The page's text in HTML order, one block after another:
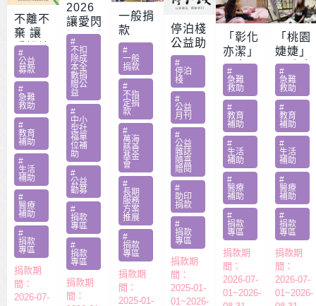
不離不
棄 讓
愛繼續
– 急難
家庭扶
助專案
#
公益
募款
#
急難
救助
#
教育
補助
#
生活
補助
#
醫療
補助
#
捐款
專區
捐款期
間：
2026-07-
2026
讓愛閃
耀 – 公
益服務
方案補
助專案
勸募活
動指定
捐款
#
不扣
除成
本全
數捐
贈公
益
#
中小
型社
福單
位補
助
#
公益
勸募
#
捐款
專區
#
捐款
專區
捐款期
間：
一般捐
款
#
一般
捐款
#
不指
定捐
款
#
萬海
慈善
基金
會
#
長期
服務
方案
推展
#
捐款
專區
捐款期
間：
2025-01-
停泊棧
公益助
印
#
停泊
棧
#
公益
月刊
#
公益
雜誌
隨喜
贈閱
#
助印
捐款
#
捐款
專區
捐款期
間：
2025-01-
01~2026-
「彰化
亦潔」
男童骨
肉癌截
肢化療
受暴單
親媽照
顧陷困
#
急難
救助
#
教育
補助
#
生活
補助
#
醫療
補助
#
捐款
專區
捐款期
間：
2026-07-
01~2026-
「桃園
婕婕」
20歲女
罹肺部
罕病
父兼多
份工愁
醫費
#
急難
救助
#
教育
補助
#
生活
補助
#
醫療
補助
#
捐款
專區
捐款期
間：
2026-07-
01~2026-